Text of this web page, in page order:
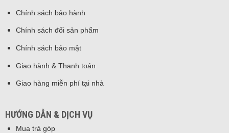
Chính sách bảo hành
Chính sách đổi sản phẩm
Chính sách bảo mật
Giao hành & Thanh toán
Giao hàng miễn phí tại nhà
HƯỚNG DẪN & DỊCH VỤ
Mua trả góp